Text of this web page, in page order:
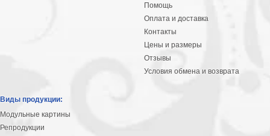
Помощь
Оплата и доставка
Контакты
Цены и размеры
Отзывы
Условия обмена и возврата
Виды продукции:
Модульные картины
Репродукции